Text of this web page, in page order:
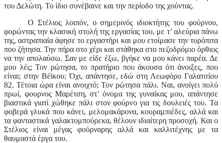
του Δελώτη. Το ίδιο συνέβαινε και την περίοδο της χούντας.
Ο Στέλιος λοιπόν, ο σημερινός ιδιοκτήτης του φούρνου,
φορώντας την κλασική στολή της εργασίας του, με τ’ αλεύρια πάνω
της, αστραπιαία άφησε το εργαστήρι και μου ετοίμασε την τυρόπιτα
που ζήτησα. Την πήρα στο χέρι και στάθηκα στο πεζοδρόμιο όρθιος
να την απολαύσω. Σαν με είδε έξω, βγήκε να μου κάνει παρέα. Δε
μου λές; Τον ρώτησα, το πρατήριο που άκουσα ότι άνοιξες, που
είναι; στην Βέϊκου; Όχι, απάντησε, εδώ στη Λεωφόρο Γαλατσίου
82. Τέτοια ώρα είναι ανοιχτό; Τον ρώτησα πάλι. Ναι, ανοίγει πολύ
πρωί, φουρνος Μαρέτση, στ’ όνομα της γυναίκας μου, απάντησε
βιαστικά γιατί χώθηκε πάλι στον φούρνο για τις δουλειές του. Τα
φοβερά γλυκά που κάνει, μελομακάρονα, κουραμπιέδες, αλλά και
τα φανταστικά γαλακτομπούρεκα, θέλουν ιδιαίτερη προσοχή. Και ο
Στέλιος είναι μέγας φούρναρης αλλά και καλλιτέχνης με τα
θαυμαστά έργα του.